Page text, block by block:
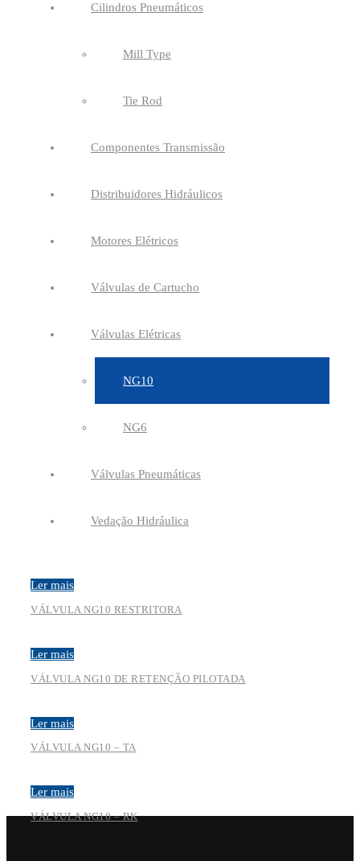
Cilindros Pneumáticos
Mill Type
Tie Rod
Componentes Transmissão
Distribuidores Hidráulicos
Motores Elétricos
Válvulas de Cartucho
Válvulas Elétricas
NG10
NG6
Válvulas Pneumáticas
Vedação Hidráulica
Ler mais
VÁLVULA NG10 RESTRITORA
Ler mais
VÁLVULA NG10 DE RETENÇÃO PILOTADA
Ler mais
VÁLVULA NG10 – TA
Ler mais
VÁLVULA NG10 – RK